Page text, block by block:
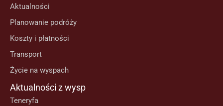
Aktualności
Planowanie podróży
Koszty i płatności
Transport
Życie na wyspach
Aktualności z wysp
Teneryfa